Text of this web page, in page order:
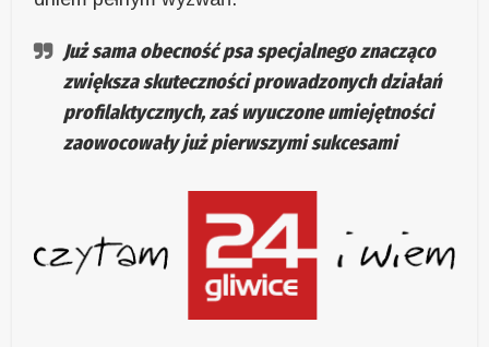
Już sama obecność psa specjalnego znacząco
zwiększa skuteczności prowadzonych działań
profilaktycznych, zaś wyuczone umiejętności
zaowocowały już pierwszymi sukcesami